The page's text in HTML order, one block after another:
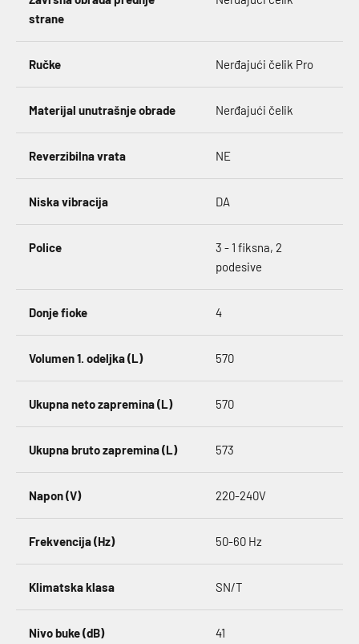
strane
Ručke Nerđajući čelik Pro
Materijal unutrašnje obrade Nerđajući čelik
Reverzibilna vrata NE
Niska vibracija DA
Police
3 - 1 fiksna, 2
podesive
Donje fioke 4
Volumen 1. odeljka (L) 570
Ukupna neto zapremina (L) 570
Ukupna bruto zapremina (L) 573
Napon (V) 220-240V
Frekvencija (Hz) 50-60 Hz
Klimatska klasa SN/T
Nivo buke (dB) 41